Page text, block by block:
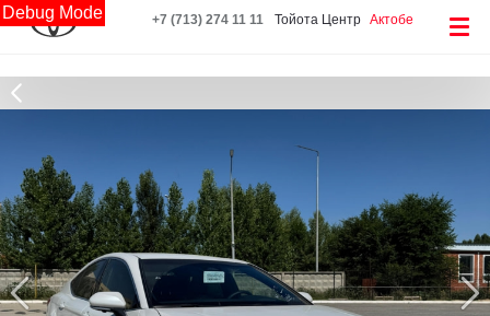
Debug Mode +7 (713) 274 11 11 Тойота Центр Актобе